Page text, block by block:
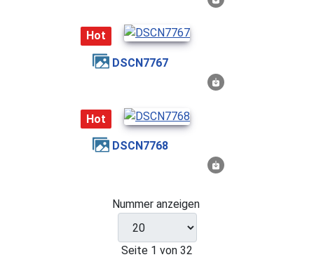
Hot
DSCN7767
Hot
DSCN7768
Nummer anzeigen
Seite 1 von 32